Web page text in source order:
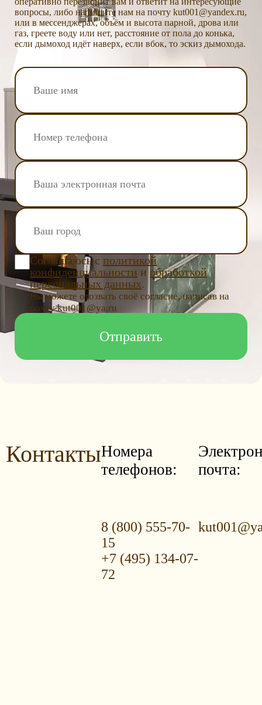
вопросы, либо напишите нам на почту kut001@yandex.ru,
или в мессенджерах, объём и высота парной, дрова или
газ, греете воду или нет, расстояние от пола до конька,
если дымоход идёт наверх, если вбок, то эскиз дымохода.
Соглашаюсь с политикой
конфиденциальности и обработкой
персональных данных.
Вы можете отозвать своё согласие, написав на
почту kut001@ya.ru
КонтактыНомера
телефонов:
8 (800) 555-70-
15
+7 (495) 134-07-
72
почта: